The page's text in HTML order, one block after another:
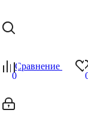
Сравнение
0